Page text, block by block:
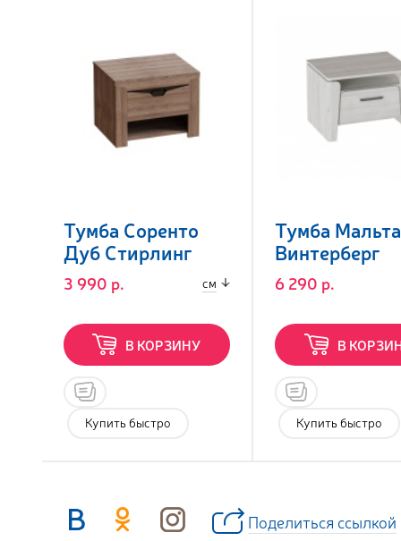
Тумба Соренто
Дуб Стирлинг
3 990 р. см
В КОРЗИНУ
Купить быстро
Тумба
Винтерберг
6 290 р.
В
Купить быстро
Поделиться ссылкой